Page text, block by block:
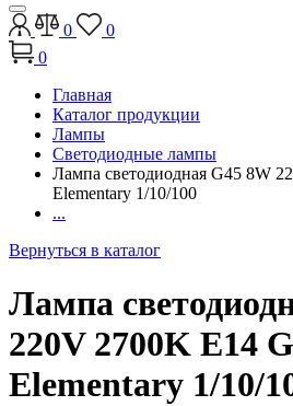
0
0
0
Главная
Каталог продукции
Лампы
Светодиодные лампы
Лампа светодиодная G45 8W
Elementary 1/10/100
...
Вернуться в каталог
Лампа
220V 2700K E14
Elementary 1/10/